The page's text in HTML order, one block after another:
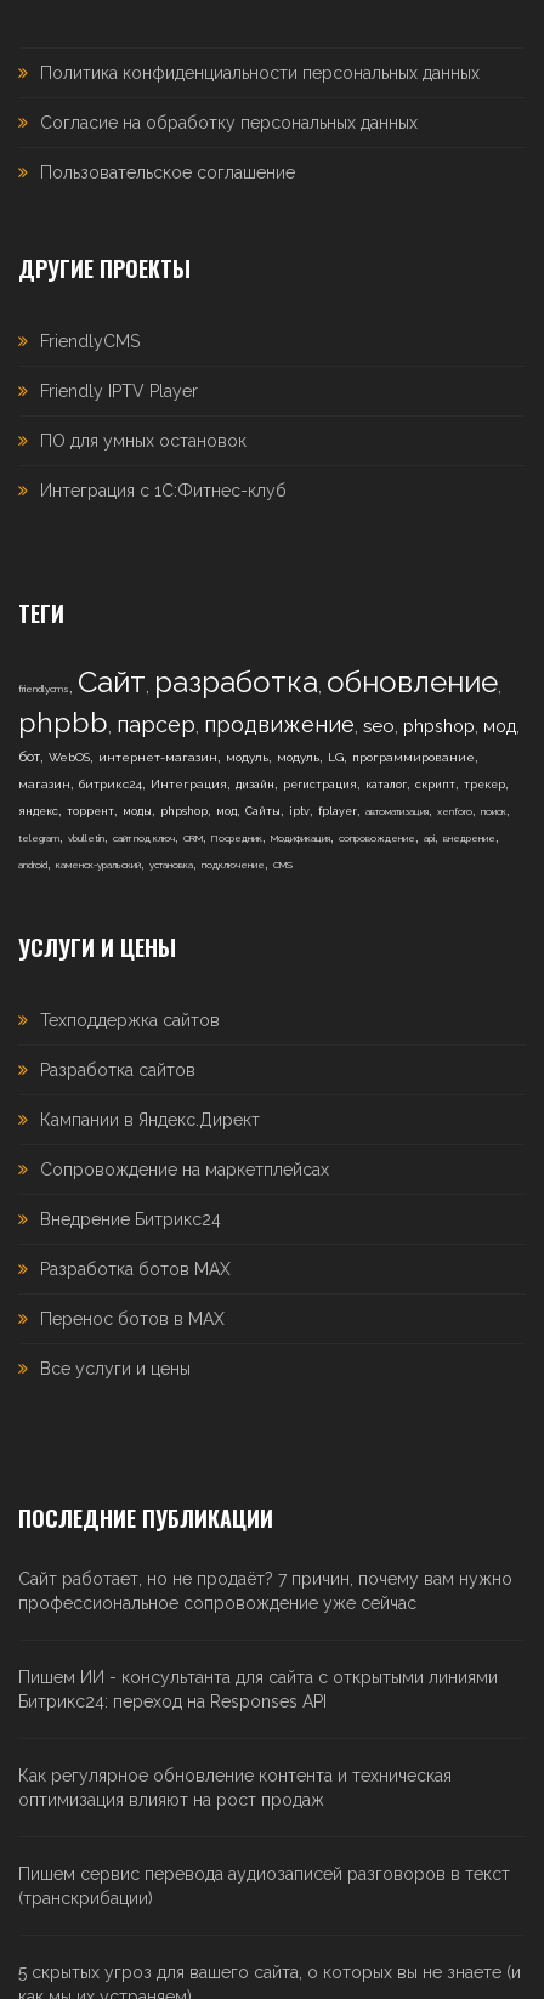
Политика конфиденциальности персональных данных
Согласие на обработку персональных данных
Пользовательское соглашение
ДРУГИЕ ПРОЕКТЫ
FriendlyCMS
Friendly IPTV Player
ПО для умных остановок
Интеграция с 1С:Фитнес-клуб
ТЕГИ
friendlycms , Сайт, разработка, обновление,
phpbb, парсер, продвижение, seo, phpshop, мод,
бот, WebOS, интернет-магазин, модуль, модуль, LG, программирование,
магазин, битрикс24, Интеграция, дизайн , регистрация , каталог, скрипт, трекер,
яндекс, торрент, моды , phpshop, мод, Сайты , iptv, fplayer, автоматизация, xenforo, поиск,
telegram, vbulletin, сайт под ключ, CRM, Посредник, Модификация, сопровождение , api, внедрение ,
android, каменск-уральский, установка, подключение , CMS
УСЛУГИ И ЦЕНЫ
Техподдержка сайтов
Разработка сайтов
Кампании в Яндекс.Директ
Сопровождение на маркетплейсах
Внедрение Битрикс24
Разработка ботов MAX
Перенос ботов в MAX
Все услуги и цены
ПОСЛЕДНИЕ ПУБЛИКАЦИИ
Сайт работает, но не продаёт? 7 причин, почему вам нужно
профессиональное сопровождение уже сейчас
Пишем ИИ - консультанта для сайта с открытыми линиями
Битрикс24: переход на Responses API
Как регулярное обновление контента и техническая
оптимизация влияют на рост продаж
Пишем сервис перевода аудиозаписей разговоров в текст
(транскрибации)
5 скрытых угроз для вашего сайта, о которых вы не знаете (и